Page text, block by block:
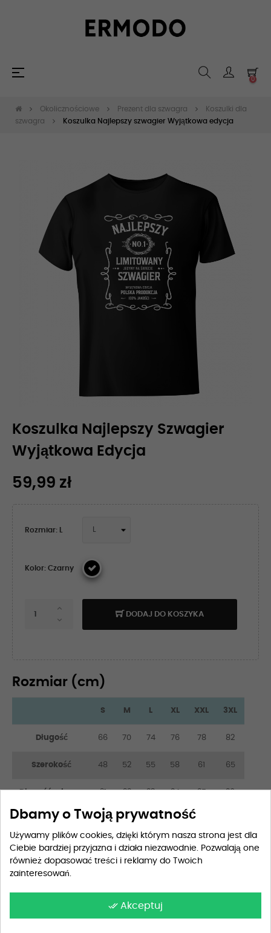
Toggle
☰
0
Okolicznościowe Prezent dla szwagra
Koszulki dla
szwagra
Koszulka Najlepszy szwagier Wyjątkowa edycja
Koszulka Najlepszy Szwagier
Wyjątkowa Edycja
59,99 zł
Rozmiar: L
Kolor: Czarny
DODAJ DO KOSZYKA
Rozmiar (cm)
S M L XL XXL 3XL
Długość 66 70 74 76 78 82
Szerokość 48 52 55 58 61 65
Długość rękawa 21 22 23 24 25 26
Dbamy o Twoją prywatność
Używamy plików cookies, dzięki którym nasza strona jest dla
Ciebie bardziej przyjazna i działa niezawodnie. Pozwalają one
również dopasować treści i reklamy do Twoich
zainteresowań.
done_all Akceptuj